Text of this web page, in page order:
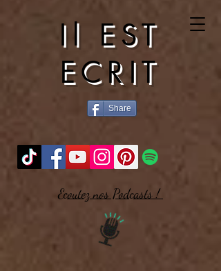
Il EST
ECRIT
Share
Ecoutez nos Podcasts !